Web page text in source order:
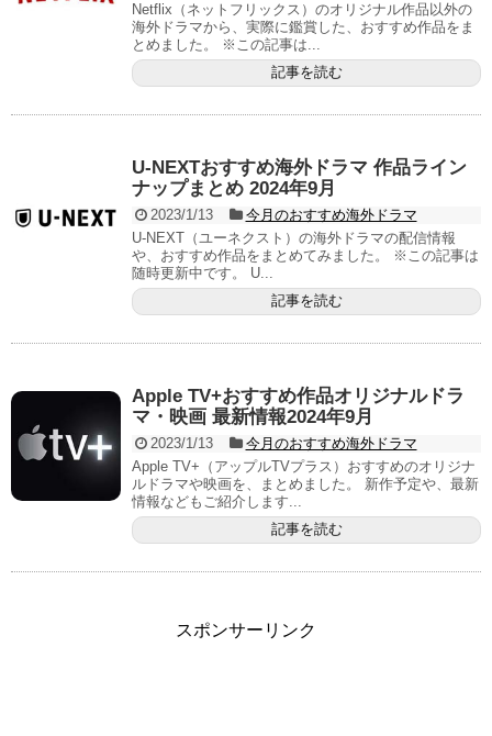
Netflix（ネットフリックス）のオリジナル作品以外の
海外ドラマから、実際に鑑賞した、おすすめ作品をま
とめました。 ※この記事は...
記事を読む
U-NEXTおすすめ海外ドラマ 作品ライン
ナップまとめ 2024年9月
2023/1/13
今月のおすすめ海外ドラマ
U-NEXT（ユーネクスト）の海外ドラマの配信情報
や、おすすめ作品をまとめてみました。 ※この記事は
随時更新中です。 U...
記事を読む
Apple TV+おすすめ作品オリジナルドラ
マ・映画 最新情報2024年9月
2023/1/13
今月のおすすめ海外ドラマ
Apple TV+（アップルTVプラス）おすすめのオリジナ
ルドラマや映画を、まとめました。 新作予定や、最新
情報などもご紹介します...
記事を読む
スポンサーリンク